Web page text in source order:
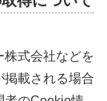
株式会社などを
掲載される場合